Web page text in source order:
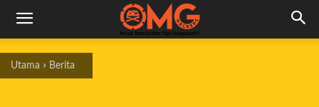
Utama Berita